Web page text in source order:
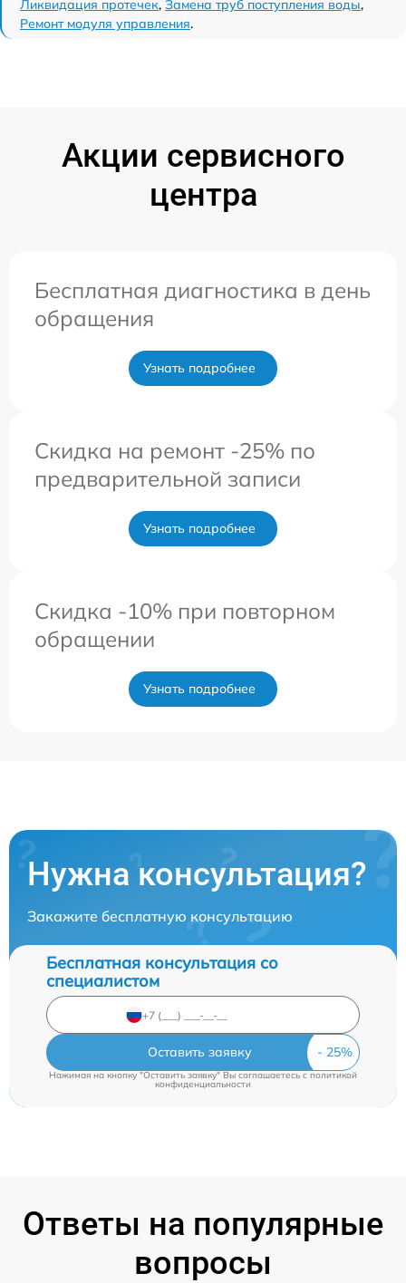
Ликвидация протечек, Замена труб поступления воды,
Ремонт модуля управления.
Акции сервисного
центра
Бесплатная диагностика в день
обращения
Узнать подробнее
Скидка на ремонт -25% по
предварительной записи
Узнать подробнее
Скидка -10% при повторном
обращении
Узнать подробнее
Нужна консультация?
Закажите бесплатную консультацию
Бесплатная консультация со
специалистом
Оставить заявку
Нажимая на кнопку "Оставить заявку" Вы соглашаетесь cполитикой
конфиденциальности
Ответы на популярные
вопросы